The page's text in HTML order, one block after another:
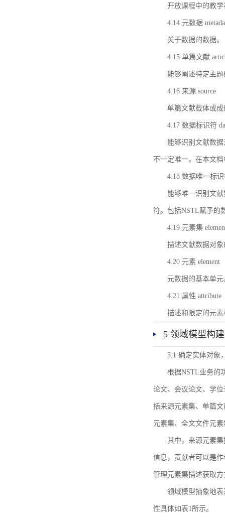
开放课程中的教
4.14 元数据
关于数据的数据。
4.15 单篇文献
能够阐述特定主
4.16 来源 source
单篇文献载体或
4.17 数据标识符
能够识别文献数
不一定唯一。在本文
4.18 数据唯一标
能够唯一识别文
符。包括NSTL赋予的
4.19 元素集
描述文献数据对
4.20 元素 element
元数据的基本单元
4.21 属性 attribute
描述和限定的元
5 领域模型构建
5.1 确定实体对象
根据NSTL业务的
论文、会议论文、学
括来源元素集、单篇
元素集、全文文件元
其中，来源元素
信息，贡献者可以是
管理元素集描述获取
领域模型抽象地
性具体如表1所示。